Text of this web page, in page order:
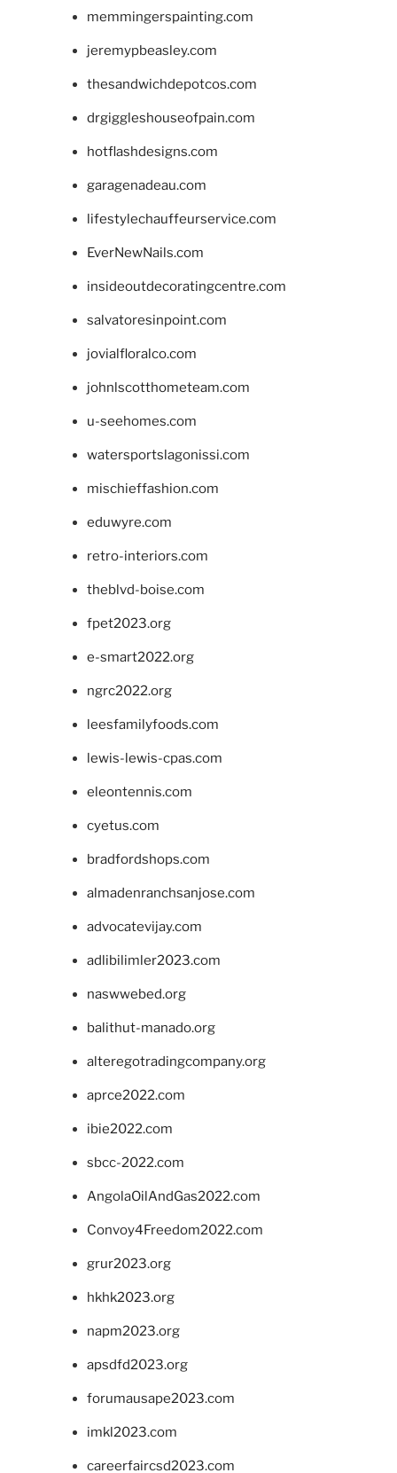
memmingerspainting.com
jeremypbeasley.com
thesandwichdepotcos.com
drgiggleshouseofpain.com
hotflashdesigns.com
garagenadeau.com
lifestylechauffeurservice.com
EverNewNails.com
insideoutdecoratingcentre.com
salvatoresinpoint.com
jovialfloralco.com
johnlscotthometeam.com
u-seehomes.com
watersportslagonissi.com
mischieffashion.com
eduwyre.com
retro-interiors.com
theblvd-boise.com
fpet2023.org
e-smart2022.org
ngrc2022.org
leesfamilyfoods.com
lewis-lewis-cpas.com
eleontennis.com
cyetus.com
bradfordshops.com
almadenranchsanjose.com
advocatevijay.com
adlibilimler2023.com
naswwebed.org
balithut-manado.org
alteregotradingcompany.org
aprce2022.com
ibie2022.com
sbcc-2022.com
AngolaOilAndGas2022.com
Convoy4Freedom2022.com
grur2023.org
hkhk2023.org
napm2023.org
apsdfd2023.org
forumausape2023.com
imkl2023.com
careerfaircsd2023.com